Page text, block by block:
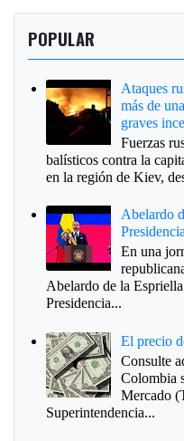
POPULAR
Ataques
más de
graves
Fuerzas
balísticos contra la
en la región de Kiev,
Abelardo
En una
Abelardo de la
Presidencia...
El precio
Consulte
Colombia
Mercado
Superintendencia...